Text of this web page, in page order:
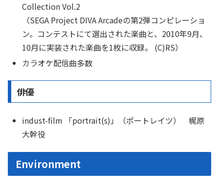
Collection Vol.2
（SEGA Project DIVA Arcadeの第2弾コンピレーショ
ン。コンテストにて選出された楽曲と、2010年9月、
10月に実装された楽曲を1枚に収録。 (C)RS）
カラオケ配信曲多数
俳優
indust-film 「portrait(s)」（ポートレイツ） 梶原
大幹役
Environment